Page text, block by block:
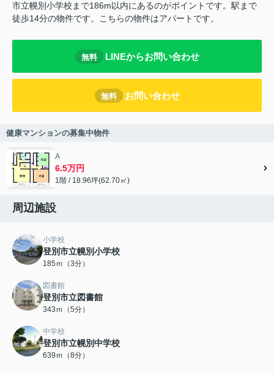
市立幌別小学校まで186m以内にあるのがポイントです。駅まで
徒歩14分の物件です。こちらの物件はアパートです。
無料 LINEからお問い合わせ
無料 お問い合わせ
健康マンションの募集中物件
A
6.5万円
1階 / 18.96坪(62.70㎡)
周辺施設
小学校
登別市立幌別小学校
185ｍ（3分）
図書館
登別市立図書館
343ｍ（5分）
中学校
登別市立幌別中学校
639ｍ（8分）